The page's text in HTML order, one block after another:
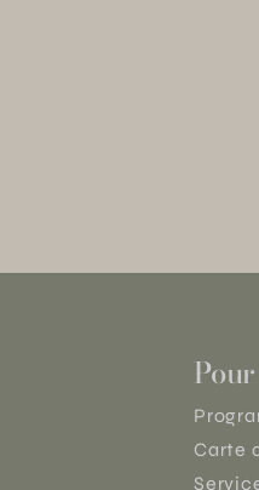
Carte